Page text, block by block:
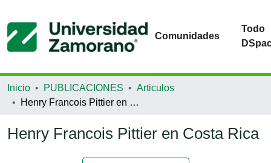
Comunidades
Todo
Inicio PUBLICACIONES
Articulos
Henry Francois Pittier en Costa Rica
Henry Francois Pittier en Costa Rica